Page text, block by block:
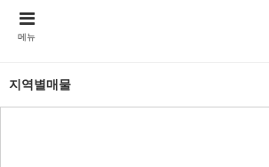
메뉴
지역별매물